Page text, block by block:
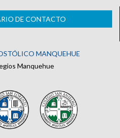
DE CONTACTO
MANQUEHUE
Manquehue